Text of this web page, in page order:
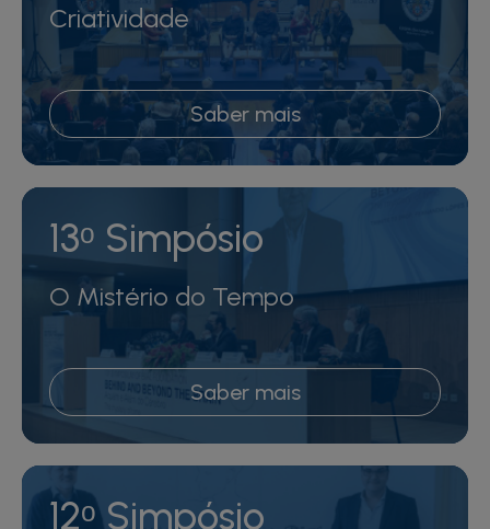
Criatividade
Saber mais
13ᵒ Simpósio
O Mistério do Tempo
Saber mais
12ᵒ Simpósio